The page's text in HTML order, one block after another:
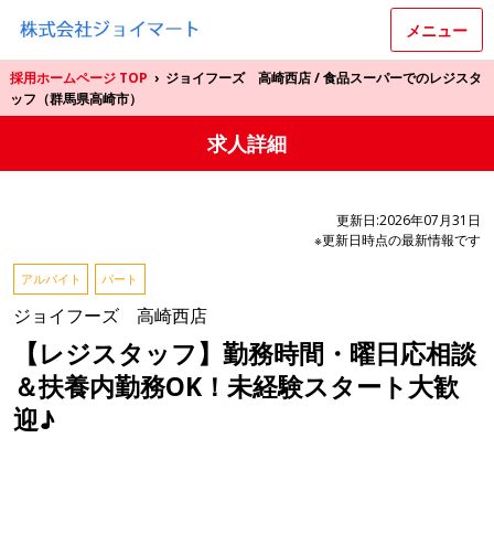
メニュー
採用ホームページ TOP › ジョイフーズ 高崎西店 / 食品スーパーでのレジスタ
ッフ（群馬県高崎市）
求人詳細
更新日:2026年07月31日
※更新日時点の最新情報です
アルバイト パート
ジョイフーズ 高崎西店
【レジスタッフ】勤務時間・曜日応相談
＆扶養内勤務OK！未経験スタート大歓
迎♪